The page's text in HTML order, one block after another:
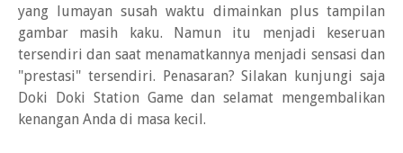
yang lumayan susah waktu dimainkan plus tampilan
gambar masih kaku. Namun itu menjadi keseruan
tersendiri dan saat menamatkannya menjadi sensasi dan
"prestasi" tersendiri. Penasaran? Silakan kunjungi saja
Doki Doki Station Game dan selamat mengembalikan
kenangan Anda di masa kecil.